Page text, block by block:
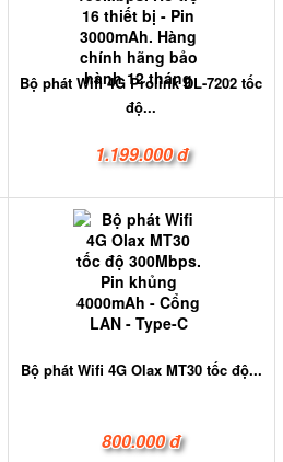
Bộ phát Wifi 4G Prolink DL-7202 tốc
độ...
1.199.000 đ
Bộ phát Wifi 4G Olax MT30 tốc độ...
800.000 đ